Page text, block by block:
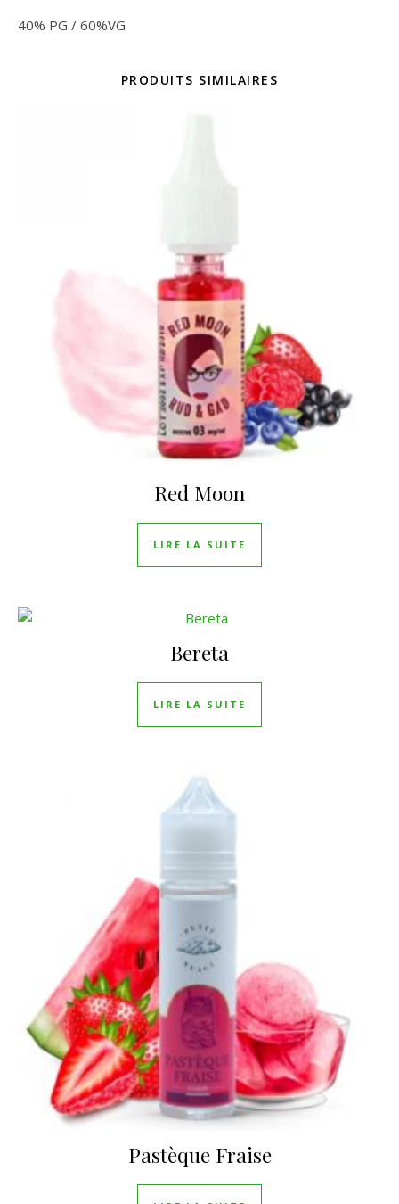
40% PG / 60%VG
PRODUITS SIMILAIRES
Red Moon
LIRE LA SUITE
Bereta
LIRE LA SUITE
Pastèque Fraise